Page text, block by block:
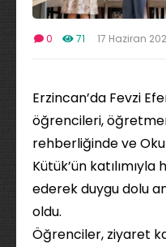
0 71 17 Haziran
Erzincan’da Fevzi
öğrencileri,
rehberliğinde ve
Kütük’ün
ederek duygu dolu
oldu.
Öğrenciler, ziyaret